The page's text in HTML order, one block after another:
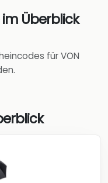
im Überblick
für VON